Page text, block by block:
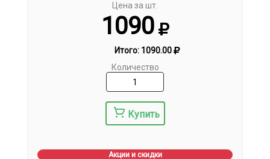
Цена за шт.
1090
Итого: 1090.00
Количество
Купить
Акции и скидки